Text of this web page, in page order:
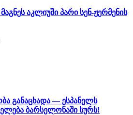
აკლიუში პარი სენ-ჟერმენის
განაცხადა — ესპანელს
ბარსელონაში სურს!